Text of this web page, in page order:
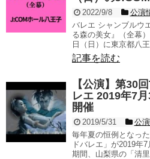
2022/9/8
公演
バレエ シャンブルウ
る森の美女』（全幕
日（日）に東京都八王
記事を読む
【公演】第30
レエ 2019年7
開催
2019/5/31
公
毎年夏の恒例となっ
ドバレエ」が2019年
期間、山梨県の「清里